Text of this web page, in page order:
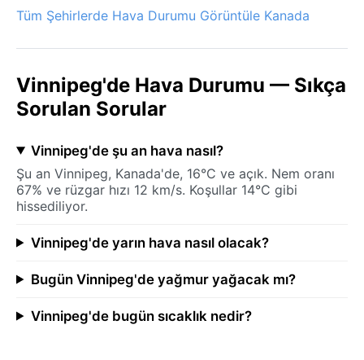
Tüm Şehirlerde Hava Durumu Görüntüle Kanada
Vinnipeg'de Hava Durumu — Sıkça
Sorulan Sorular
Vinnipeg'de şu an hava nasıl?
Şu an Vinnipeg, Kanada'de, 16°C ve açık. Nem oranı
67% ve rüzgar hızı 12 km/s. Koşullar 14°C gibi
hissediliyor.
Vinnipeg'de yarın hava nasıl olacak?
Bugün Vinnipeg'de yağmur yağacak mı?
Vinnipeg'de bugün sıcaklık nedir?